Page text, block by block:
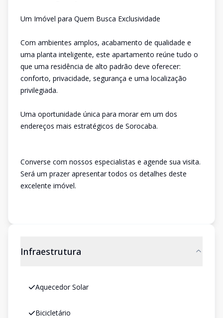
Um Imóvel para Quem Busca Exclusividade
Com ambientes amplos, acabamento de qualidade e
uma planta inteligente, este apartamento reúne tudo o
que uma residência de alto padrão deve oferecer:
conforto, privacidade, segurança e uma localização
privilegiada.
Uma oportunidade única para morar em um dos
endereços mais estratégicos de Sorocaba.
Converse com nossos especialistas e agende sua visita.
Será um prazer apresentar todos os detalhes deste
excelente imóvel.
Infraestrutura
Aquecedor Solar
Bicicletário